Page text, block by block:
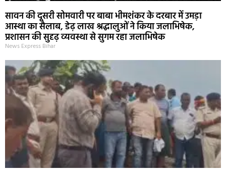
सावन की दूसरी सोमवारी पर बाबा भीमशंकर के दरबार में उमड़ा
आस्था का सैलाब, डेढ़ लाख श्रद्धालुओं ने किया जलाभिषेक,
प्रशासन की सुदृढ़ व्यवस्था से सुगम रहा जलाभिषेक
News Express Bihar